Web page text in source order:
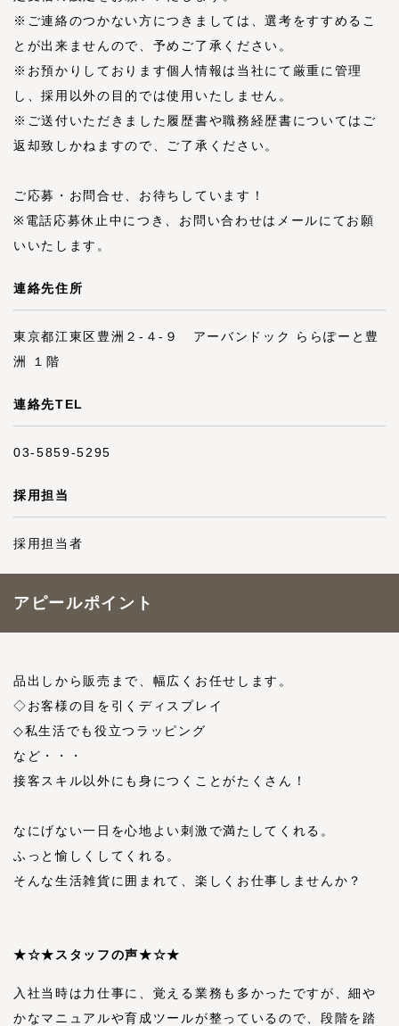
※ご連絡のつかない方につきましては、選考をすすめるこ
とが出来ませんので、予めご了承ください。
※お預かりしております個人情報は当社にて厳重に管理
し、採用以外の目的では使用いたしません。
※ご送付いただきました履歴書や職務経歴書についてはご
返却致しかねますので、ご了承ください。
ご応募・お問合せ、お待ちしています！
※電話応募休止中につき、お問い合わせはメールにてお願
いいたします。
連絡先住所
東京都江東区豊洲２-４-９ アーバンドック ららぽーと豊
洲 １階
連絡先TEL
03-5859-5295
採用担当
採用担当者
アピールポイント
品出しから販売まで、幅広くお任せします。
◇お客様の目を引くディスプレイ
◇私生活でも役立つラッピング
など・・・
接客スキル以外にも身につくことがたくさん！
なにげない一日を心地よい刺激で満たしてくれる。
ふっと愉しくしてくれる。
そんな生活雑貨に囲まれて、楽しくお仕事しませんか？
★☆★スタッフの声★☆★
入社当時は力仕事に、覚える業務も多かったですが、細や
かなマニュアルや育成ツールが整っているので、段階を踏